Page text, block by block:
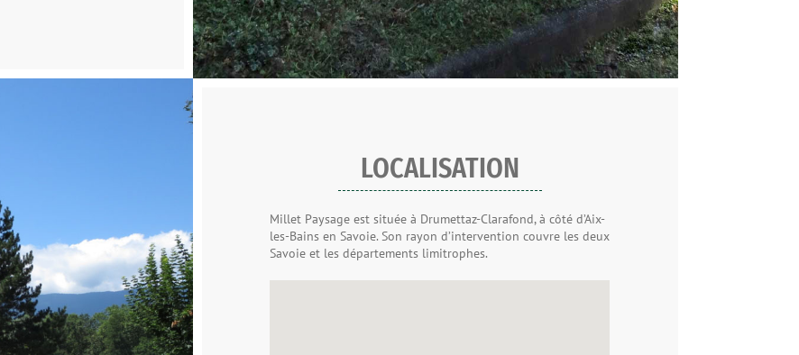
LOCALISATION
Millet Paysage est située à Drumettaz-Clarafond, à côté d’Aix-
les-Bains en Savoie. Son rayon d’intervention couvre les deux
Savoie et les départements limitrophes.